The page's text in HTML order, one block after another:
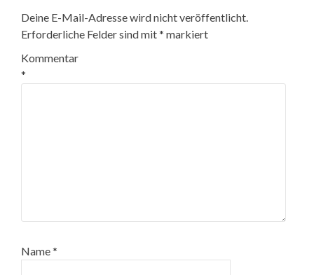
Deine E-Mail-Adresse wird nicht veröffentlicht.
Erforderliche Felder sind mit* markiert
Kommentar
*
Name*